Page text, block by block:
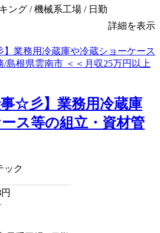
ング / 機械系工場 / 日勤
詳細を表示
事☆彡】業務用冷蔵庫
ス等の組立・資材管
ック
円